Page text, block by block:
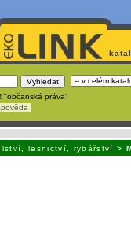
"občanská práva"
lesnictví, rybářství >